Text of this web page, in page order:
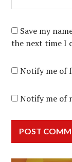
Save my
the next time I
Notify me of
Notify me of